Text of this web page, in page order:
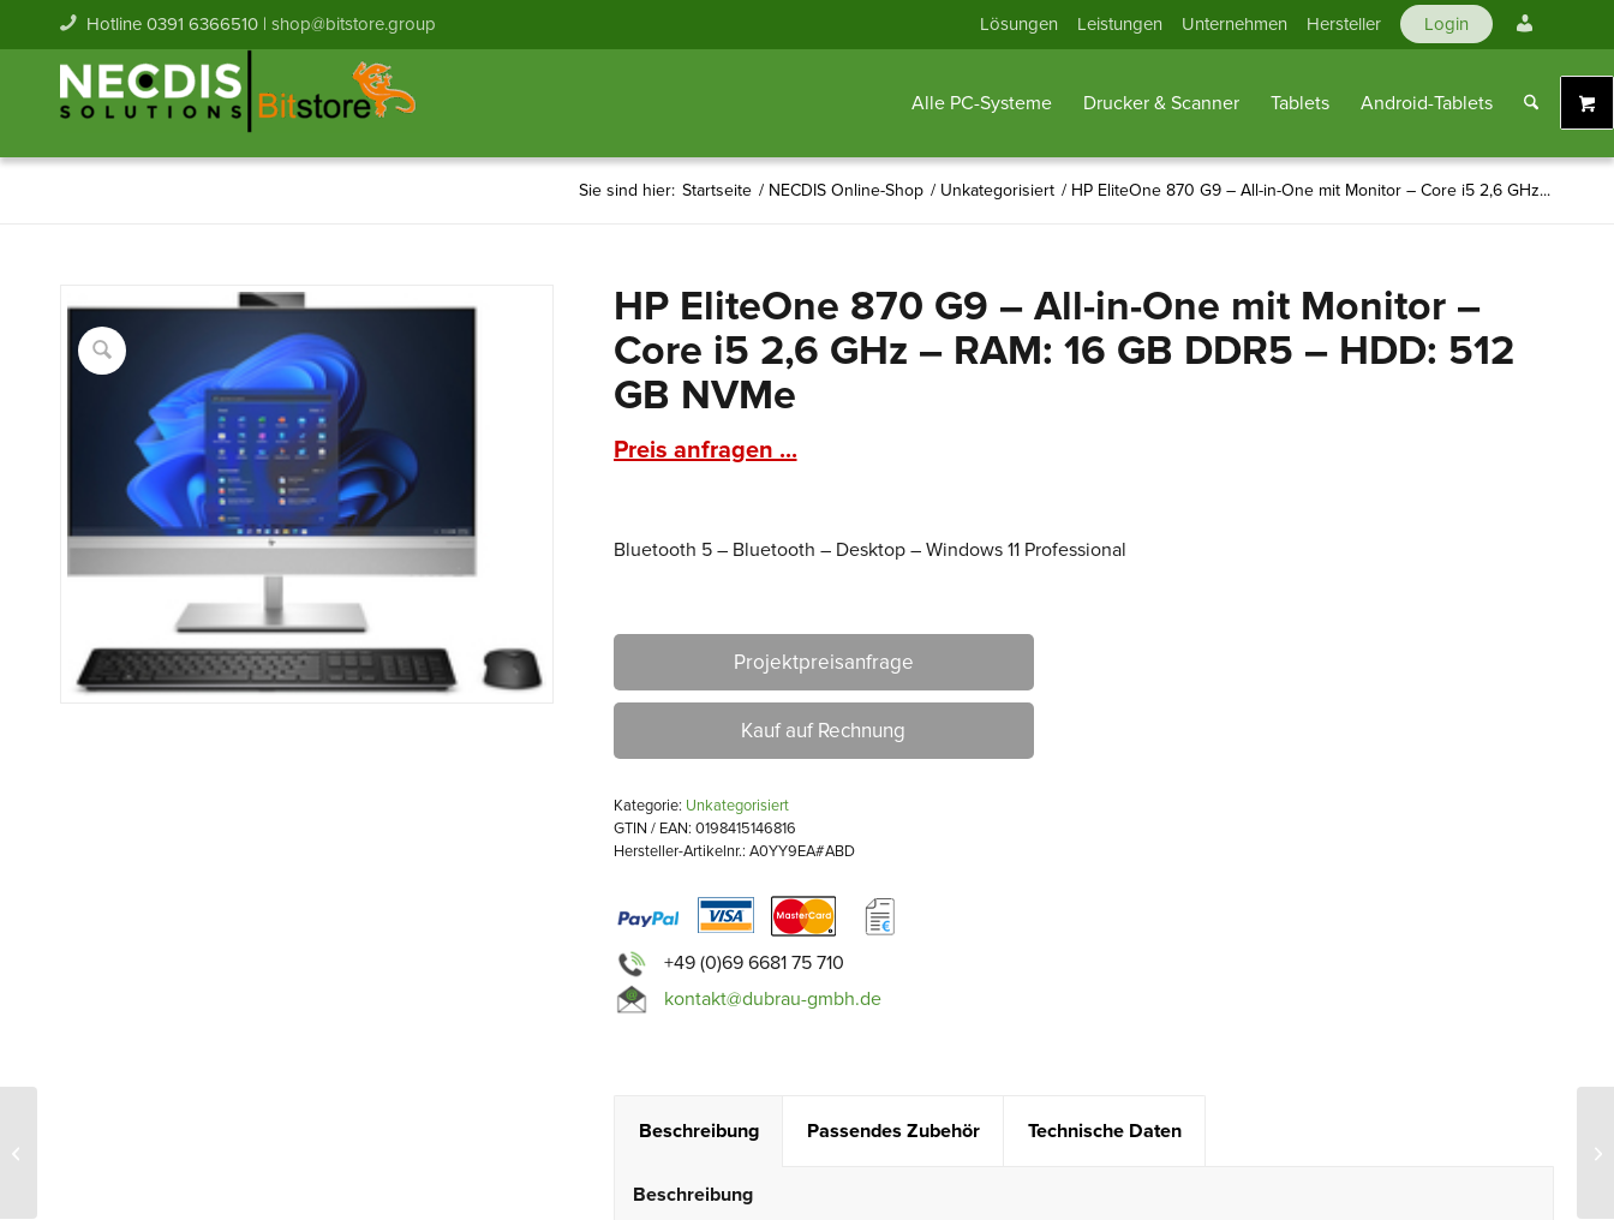
Lösungen Leistungen Unternehmen Hersteller Login
Konto
Hotline 0391 6366510 | shop@bitstore.group
Alle PC-Systeme Drucker & Scanner Tablets Android-Tablets
Sie sind hier: Startseite / NECDIS Online-Shop / Unkategorisiert / HP EliteOne 870 G9 – All-in-One mit Monitor – Core i5 2,6 GHz...
HP EliteOne 870 G9 – All-in-One mit Monitor –
Core i5 2,6 GHz – RAM: 16 GB DDR5 – HDD: 512
GB NVMe
Preis anfragen ...
Bluetooth 5 – Bluetooth – Desktop – Windows 11 Professional
Projektpreisanfrage
Kauf auf Rechnung
Kategorie: Unkategorisiert
GTIN / EAN: 0198415146816
Hersteller-Artikelnr.: A0YY9EA#ABD
+49 (0)69 6681 75 710
kontakt@dubrau-gmbh.de
Beschreibung Passendes Zubehör Technische Daten
Beschreibung